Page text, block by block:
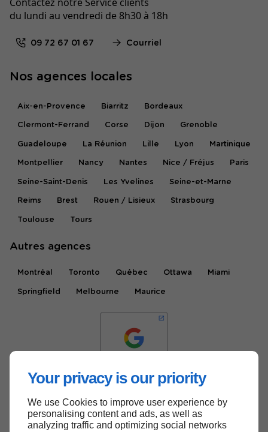
Your privacy is our priority
We use Cookies to improve user experience by
personalising content and ads, as well as
analyzing traffic and optimizing social networks
du lundi au vendredi de 8h30 à 18h
09 72 67 01 67 Courriel
Nos agences locales
Aix-en-Provence Biarritz Bordeaux
Clermont-Ferrand Corse Dijon Grenoble
Guadeloupe La Réunion Lille Lyon Martinique
Montpellier Nancy Nantes Nice / Fréjus Paris
Seine-Saint-Denis Les Yvelines Seine-et-Marne
Reims Brest Rouen / Lisieux Strasbourg
Toulouse Tours
Autres agences
Montréal Toronto Québec Ottawa Miami
Springfield Melbourne Maurice
Haut de page